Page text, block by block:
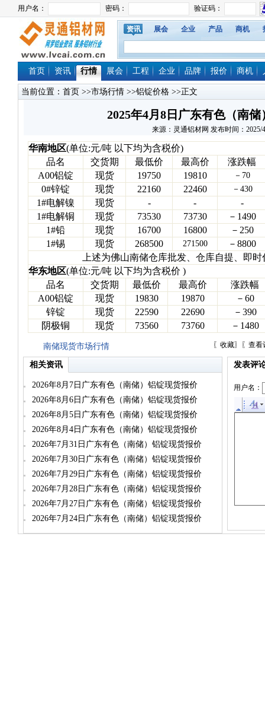
资讯 展会 企业 产品 商机
首页 资讯 行情 展会 工程 企业 品牌 报价 商机
当前位置： 首页 >>市场行情 >>铝锭价格 >>正文
2025年4月8日广东有色（南
来源：灵通铝材网 发布时间：2025/
华南地区(单位:元/吨 以下均为含税价)
品名
交货期 最低价 最高价
涨跌幅
A00铝锭
现货 19750 19810 －70
0#锌锭 现货 22160 22460 －430
1#电解镍 现货 - -
-
1#电解铜
现货 73530 73730
－1490
1#铅
现货 16700 16800
－250
1#锡
现货 268500 271500
－8800
上述为佛山南储仓库批发、仓库自提、即
华东地区(单位:元/吨 以下均为含税价 )
品名
交货期 最低价 最高价
涨跌幅
A00铝锭
现货 19830 19870
－60
锌锭
现货 22590 22690
－390
阴极铜
现货 73560 73760 －1480
南储现货市场行情 〖 收藏〗〖 查看
相关资讯
2026年8月7日广东有色（南储）铝锭现货报价
2026年8月6日广东有色（南储）铝锭现货报价
2026年8月5日广东有色（南储）铝锭现货报价
2026年8月4日广东有色（南储）铝锭现货报价
2026年7月31日广东有色（南储）铝锭现货报价
2026年7月30日广东有色（南储）铝锭现货报价
2026年7月29日广东有色（南储）铝锭现货报价
2026年7月28日广东有色（南储）铝锭现货报价
2026年7月27日广东有色（南储）铝锭现货报价
2026年7月24日广东有色（南储）铝锭现货报价
发表评
用户名：